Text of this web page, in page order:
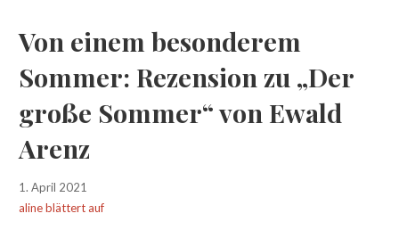
Von einem besonderem
Sommer: Rezension zu „Der
große Sommer“ von Ewald
Arenz
1. April 2021
aline blättert auf